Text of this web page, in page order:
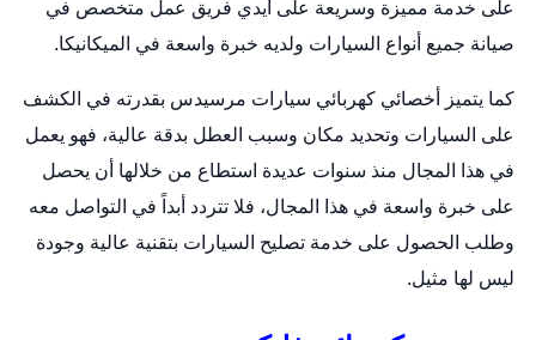
على خدمة مميزة وسريعة على أيدي فريق عمل متخصص في
صيانة جميع أنواع السيارات ولديه خبرة واسعة في الميكانيكا.
كما يتميز أخصائي كهربائي سيارات مرسيدس بقدرته في الكشف
على السيارات وتحديد مكان وسبب العطل بدقة عالية، فهو يعمل
في هذا المجال منذ سنوات عديدة استطاع من خلالها أن يحصل
على خبرة واسعة في هذا المجال، فلا تتردد أبداً في التواصل معه
وطلب الحصول على خدمة تصليح السيارات بتقنية عالية وجودة
ليس لها مثيل.